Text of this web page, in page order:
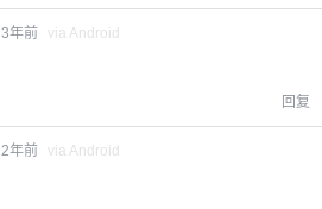
3年前 via Android
回复
2年前 via Android